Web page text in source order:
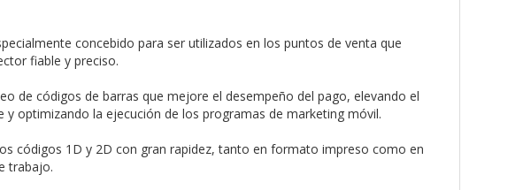
concebido para ser utilizados en los puntos de venta que
fiable y preciso.
de códigos de barras que mejore el desempeño del pago, elevando el
optimizando la ejecución de los programas de marketing móvil.
códigos 1D y 2D con gran rapidez, tanto en formato impreso como en
trabajo.